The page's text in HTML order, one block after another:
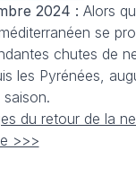
2024 : Alors
se
chutes de
les Pyrénées,
du retour de la
>>>